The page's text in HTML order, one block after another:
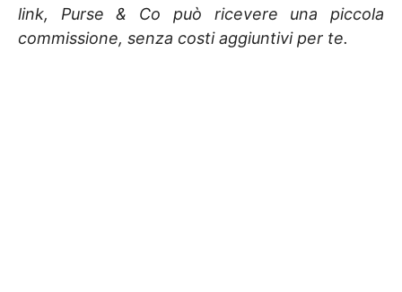
link, Purse & Co può ricevere una piccola
commissione, senza costi aggiuntivi per te.